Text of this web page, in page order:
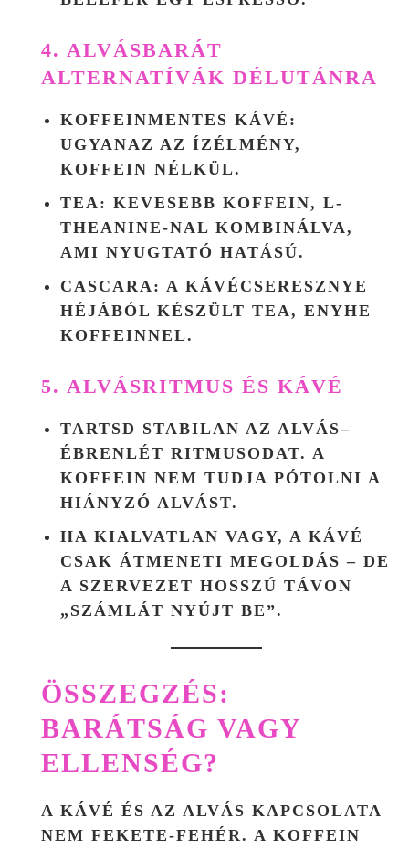
4. ALVÁSBARÁT
ALTERNATÍVÁK DÉLUTÁNRA
KOFFEINMENTES KÁVÉ :
UGYANAZ AZ ÍZÉLMÉNY,
KOFFEIN NÉLKÜL.
TEA : KEVESEBB KOFFEIN, L-
THEANINE-NAL KOMBINÁLVA,
AMI NYUGTATÓ HATÁSÚ.
CASCARA : A KÁVÉCSERESZNYE
HÉJÁBÓL KÉSZÜLT TEA, ENYHE
KOFFEINNEL.
5. ALVÁSRITMUS ÉS KÁVÉ
TARTSD STABILAN AZ ALVÁS–
ÉBRENLÉT RITMUSODAT. A
KOFFEIN NEM TUDJA PÓTOLNI A
HIÁNYZÓ ALVÁST.
HA KIALVATLAN VAGY, A KÁVÉ
CSAK ÁTMENETI MEGOLDÁS – DE
A SZERVEZET HOSSZÚ TÁVON
„SZÁMLÁT NYÚJT BE”.
ÖSSZEGZÉS:
BARÁTSÁG VAGY
ELLENSÉG?
A KÁVÉ ÉS AZ ALVÁS KAPCSOLATA
NEM FEKETE-FEHÉR. A KOFFEIN